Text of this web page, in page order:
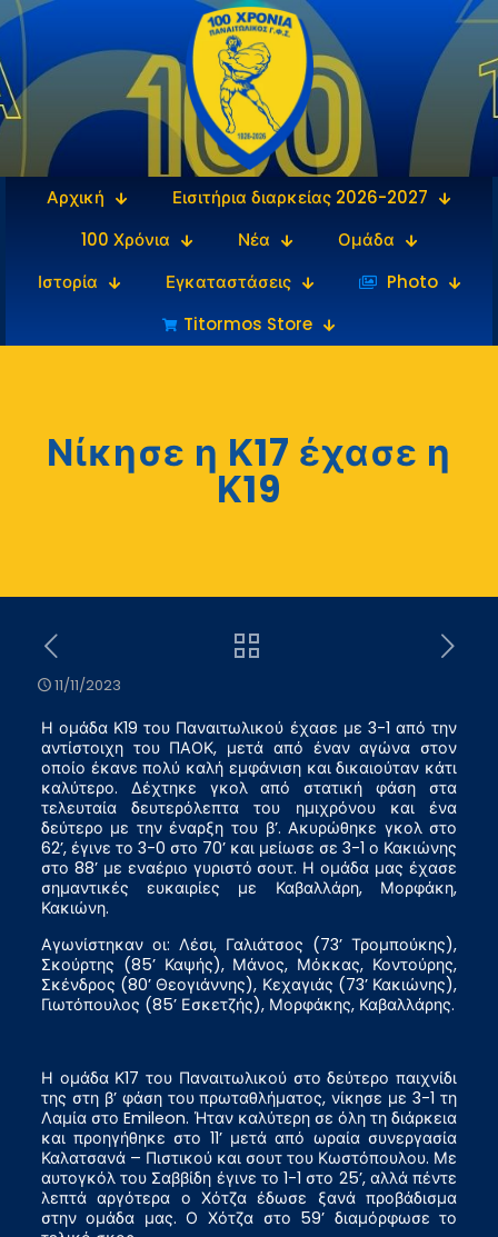
Αρχική
Εισιτήρια διαρκείας 2026-2027
100 Χρόνια
Νέα
Ομάδα
Ιστορία
Εγκαταστάσεις
‎‏‏‎ ‎Photo
Titormos Store
Νίκησε η Κ17 έχασε η
Κ19
11/11/2023
Η ομάδα Κ19 του Παναιτωλικού έχασε με 3-1 από την
αντίστοιχη του ΠΑΟΚ, μετά από έναν αγώνα στον
οποίο έκανε πολύ καλή εμφάνιση και δικαιούταν κάτι
καλύτερο. Δέχτηκε γκολ από στατική φάση στα
τελευταία δευτερόλεπτα του ημιχρόνου και ένα
δεύτερο με την έναρξη του β’. Ακυρώθηκε γκολ στο
62’, έγινε το 3-0 στο 70’ και μείωσε σε 3-1 ο Κακιώνης
στο 88’ με εναέριο γυριστό σουτ. Η ομάδα μας έχασε
σημαντικές ευκαιρίες με Καβαλλάρη, Μορφάκη,
Κακιώνη.
Αγωνίστηκαν οι: Λέσι, Γαλιάτσος (73’ Τρομπούκης),
Σκούρτης (85’ Καψής), Μάνος, Μόκκας, Κοντούρης,
Σκένδρος (80’ Θεογιάννης), Κεχαγιάς (73’ Κακιώνης),
Γιωτόπουλος (85’ Εσκετζής), Μορφάκης, Καβαλλάρης.
Η ομάδα Κ17 του Παναιτωλικού στο δεύτερο παιχνίδι
της στη β’ φάση του πρωταθλήματος, νίκησε με 3-1 τη
Λαμία στο Emileon. Ήταν καλύτερη σε όλη τη διάρκεια
και προηγήθηκε στο 11’ μετά από ωραία συνεργασία
Καλατσανά – Πιστικού και σουτ του Κωστόπουλου. Με
αυτογκόλ του Σαββίδη έγινε το 1-1 στο 25’, αλλά πέντε
λεπτά αργότερα ο Χότζα έδωσε ξανά προβάδισμα
στην ομάδα μας. Ο Χότζα στο 59’ διαμόρφωσε το